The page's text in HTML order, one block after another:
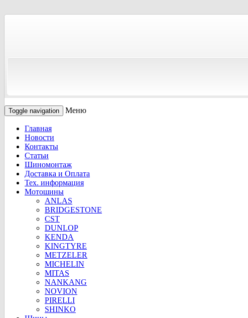
Toggle navigation Меню
Главная
Новости
Контакты
Статьи
Шиномонтаж
Доставка и Оплата
Тех. информация
Мотошины
ANLAS
BRIDGESTONE
CST
DUNLOP
KENDA
KINGTYRE
METZELER
MICHELIN
MITAS
NANKANG
NOVION
PIRELLI
SHINKO